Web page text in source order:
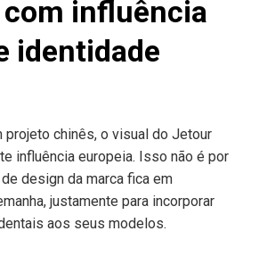
com influência
identidade
projeto chinês, o visual do Jetour
influência europeia. Isso não é por
design da marca fica em
justamente para incorporar
aos seus modelos.